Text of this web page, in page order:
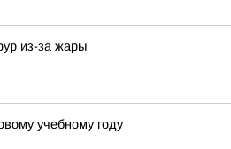
из-за жары
учебному году